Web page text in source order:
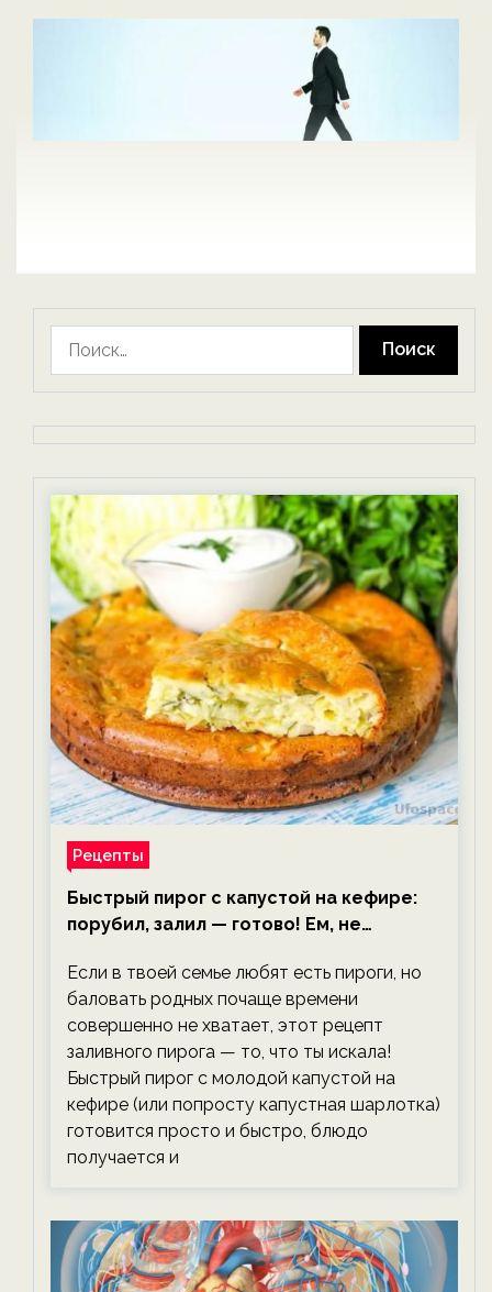
Рецепты
Быстрый пирог с капустой на кефире:
порубил, залил — готово! Ем, не
Если в твоей семье любят есть пироги, но
баловать родных почаще времени
совершенно не хватает, этот рецепт
заливного пирога — то, что ты искала!
Быстрый пирог с молодой капустой на
кефире (или попросту капустная шарлотка)
готовится просто и быстро, блюдо
получается и